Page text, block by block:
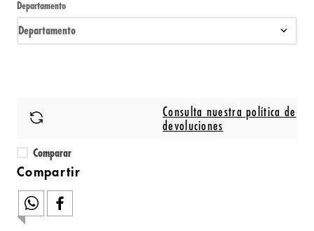
Departamento
Departamento
Consulta nuestra política de
devoluciones
Comparar